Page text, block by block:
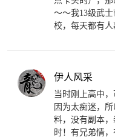
～～我13级武
校，每天都有人
伊人风采
当时刚上高中
因为太痴迷，
料，没有副本
时！有兄弟情